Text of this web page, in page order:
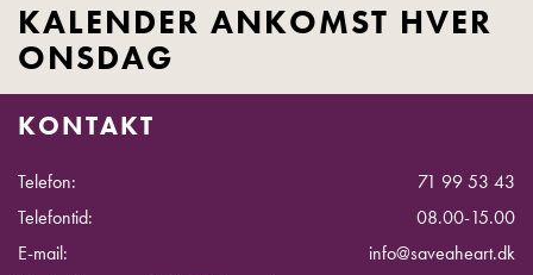
KALENDER ANKOMST HVER
ONSDAG
KONTAKT
Telefon:
71 99 53 43
Telefontid:
08.00-15.00
E-mail:
info@saveaheart.dk